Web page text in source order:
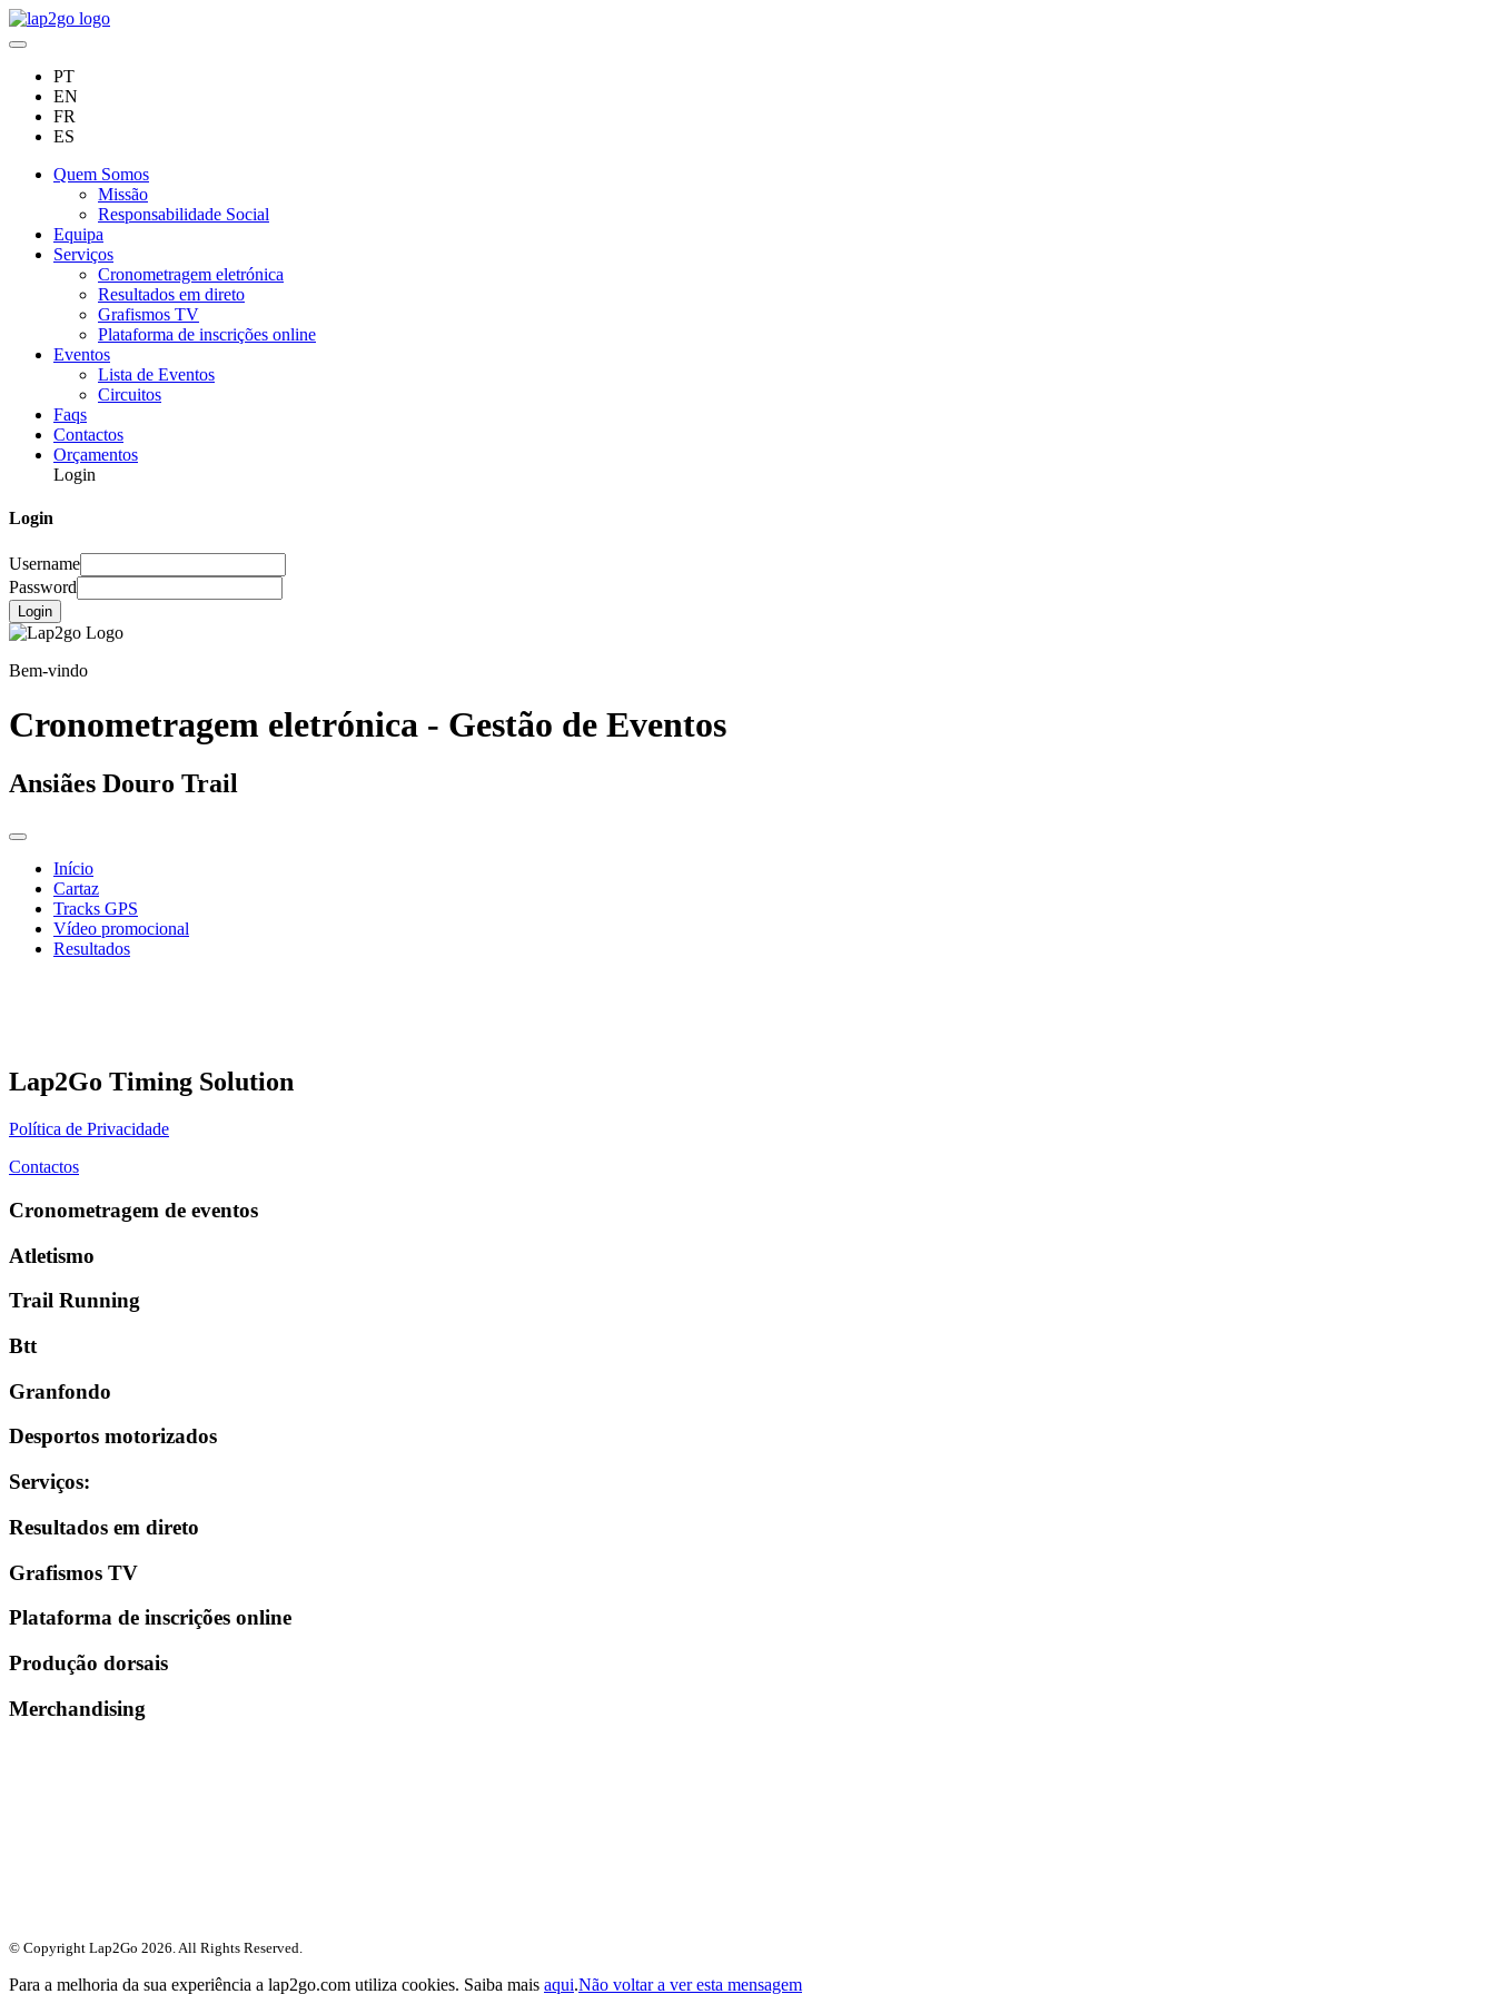
PT
EN
FR
ES
Quem Somos
Missão
Responsabilidade Social
Equipa
Serviços
Cronometragem eletrónica
Resultados em direto
Grafismos TV
Plataforma de inscrições online
Eventos
Lista de Eventos
Circuitos
Faqs
Contactos
Orçamentos
Login
Login
Username
Password
Login
Bem-vindo
Cronometragem eletrónica - Gestão de Eventos
Ansiães Douro Trail
Início
Cartaz
Tracks GPS
Vídeo promocional
Resultados
Lap2Go Timing Solution
Política de Privacidade
Contactos
Cronometragem de eventos
Atletismo
Trail Running
Btt
Granfondo
Desportos motorizados
Serviços:
Resultados em direto
Grafismos TV
Plataforma de inscrições online
Produção dorsais
Merchandising
© Copyright Lap2Go 2026. All Rights Reserved.
Para a melhoria da sua experiência a lap2go.com utiliza cookies. Saiba mais aqui.Não voltar a ver esta mensagem